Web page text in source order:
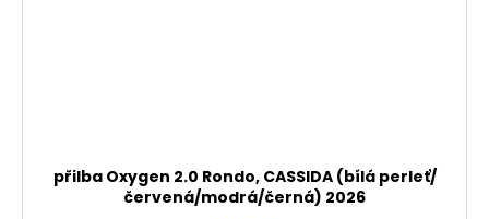
přilba Oxygen 2.0 Rondo, CASSIDA (bílá perleť/
červená/modrá/černá) 2026